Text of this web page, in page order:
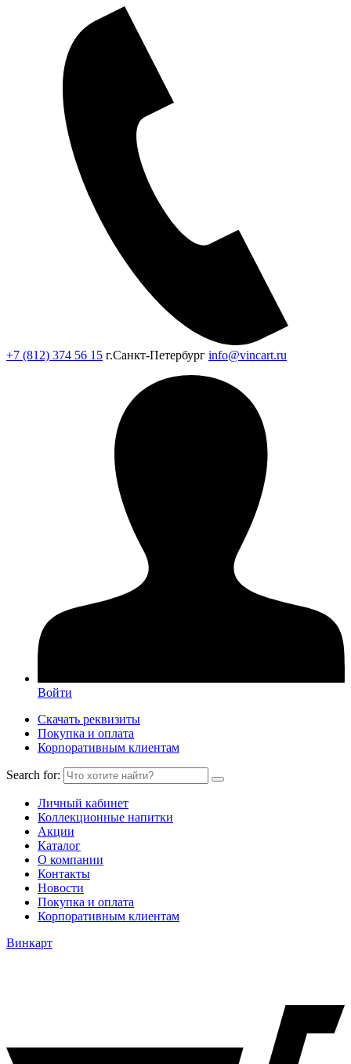
+7 (812) 374 56 15 г.Санкт-Петербург info@vincart.ru
Войти
Скачать реквизиты
Покупка и оплата
Корпоративным клиентам
Search for:
Личный кабинет
Коллекционные напитки
Акции
Каталог
О компании
Контакты
Новости
Покупка и оплата
Корпоративным клиентам
Винкарт